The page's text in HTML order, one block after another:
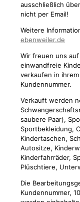
ausschließlich
nicht per Email!
Weitere
ebenweiler.de
Wir freuen uns
einwandfreie
verkaufen in
Kundennummer.
Verkauft werden
saubere Paar),
Sportbekleidung,
Kindertaschen,
Autositze,
Kinderfahrräder,
Plüschtiere,
Die
Kundennummer,